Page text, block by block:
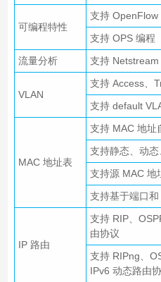
可编程特性
支持 OpenFlow
支持 OPS 编程
流量分析
支持 Netstream
VLAN
支持 Access、
支持 default
MAC 地址表
支持 MAC 地址
支持静态、动
支持源 MAC 地
支持基于端口
IP 路由
支持 RIP、
由协议
支持 RIPng、
IPv6 动态路由